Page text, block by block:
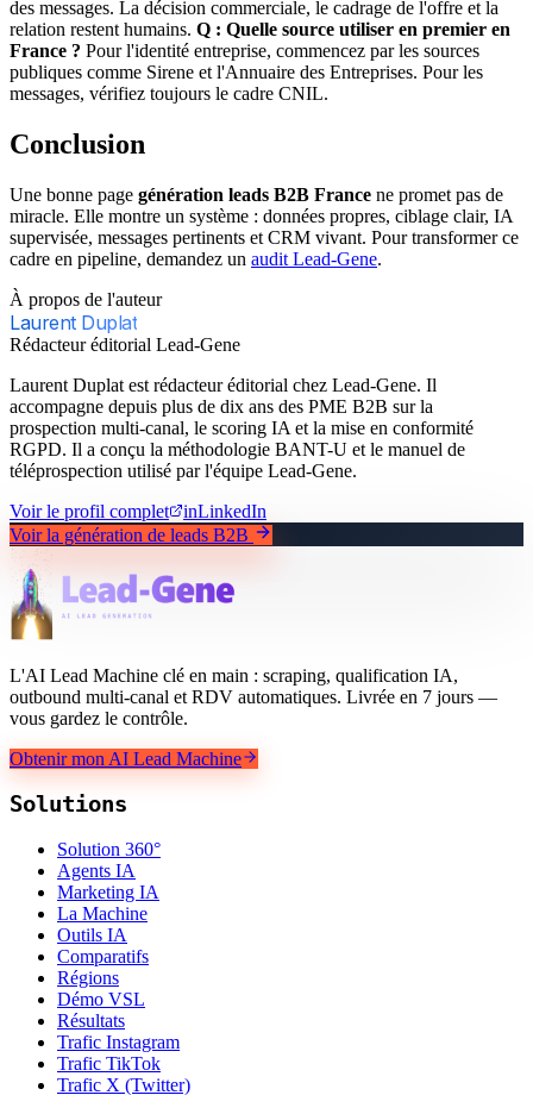
des messages. La décision commerciale, le cadrage de l'offre et la
relation restent humains. Q : Quelle source utiliser en premier en
France ? Pour l'identité entreprise, commencez par les sources
publiques comme Sirene et l'Annuaire des Entreprises. Pour les
messages, vérifiez toujours le cadre CNIL.
Conclusion
Une bonne page génération leads B2B France ne promet pas de
miracle. Elle montre un système : données propres, ciblage clair, IA
supervisée, messages pertinents et CRM vivant. Pour transformer ce
cadre en pipeline, demandez un audit Lead-Gene.
À propos de l'auteur
Laurent Duplat
Rédacteur éditorial Lead-Gene
Laurent Duplat est rédacteur éditorial chez Lead-Gene. Il
accompagne depuis plus de dix ans des PME B2B sur la
prospection multi-canal, le scoring IA et la mise en conformité
RGPD. Il a conçu la méthodologie BANT-U et le manuel de
téléprospection utilisé par l'équipe Lead-Gene.
Voir le profil complet
inLinkedIn
Voir la génération de leads B2B
L'AI Lead Machine clé en main : scraping, qualification IA,
outbound multi-canal et RDV automatiques. Livrée en 7 jours —
vous gardez le contrôle.
Obtenir mon AI Lead Machine
Solutions
Solution 360°
Agents IA
Marketing IA
La Machine
Outils IA
Comparatifs
Régions
Démo VSL
Résultats
Trafic Instagram
Trafic TikTok
Trafic X (Twitter)